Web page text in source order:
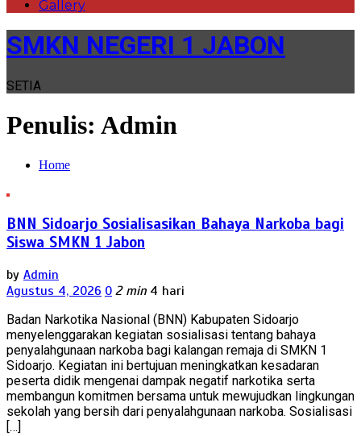
Gallery
SMKN NEGERI 1 JABON
SETIA
Penulis: Admin
Home
BNN Sidoarjo Sosialisasikan Bahaya Narkoba bagi
Siswa SMKN 1 Jabon
by Admin
Agustus 4, 2026 0 2 min 4 hari
Badan Narkotika Nasional (BNN) Kabupaten Sidoarjo
menyelenggarakan kegiatan sosialisasi tentang bahaya
penyalahgunaan narkoba bagi kalangan remaja di SMKN 1
Sidoarjo. Kegiatan ini bertujuan meningkatkan kesadaran
peserta didik mengenai dampak negatif narkotika serta
membangun komitmen bersama untuk mewujudkan lingkungan
sekolah yang bersih dari penyalahgunaan narkoba. Sosialisasi
[…]